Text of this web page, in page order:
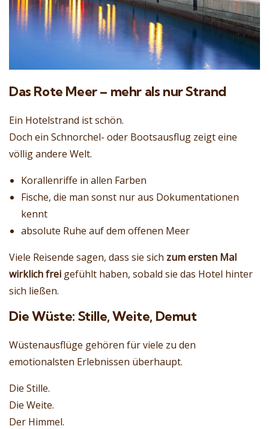
Das Rote Meer – mehr als nur Strand
Ein Hotelstrand ist schön.
Doch ein Schnorchel- oder Bootsausflug zeigt eine
völlig andere Welt.
Korallenriffe in allen Farben
Fische, die man sonst nur aus Dokumentationen
kennt
absolute Ruhe auf dem offenen Meer
Viele Reisende sagen, dass sie sich zum ersten Mal
wirklich frei gefühlt haben, sobald sie das Hotel hinter
sich ließen.
Die Wüste: Stille, Weite, Demut
Wüstenausflüge gehören für viele zu den
emotionalsten Erlebnissen überhaupt.
Die Stille.
Die Weite.
Der Himmel.